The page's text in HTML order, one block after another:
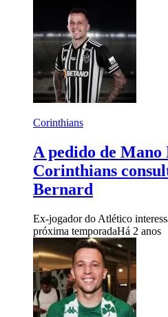
Corinthians
A pedido de Mano
Corinthians
Bernard
Ex-jogador do Atlético
próxima temporadaHá 2 anos